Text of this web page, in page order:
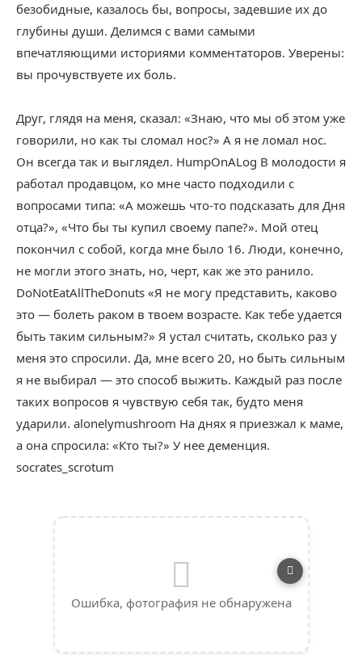
безобидные, казалось бы, вопросы, задевшие их до
глубины души. Делимся с вами самыми
впечатляющими историями комментаторов. Уверены:
вы прочувствуете их боль.
Друг, глядя на меня, сказал: «Знаю, что мы об этом уже
говорили, но как ты сломал нос?» А я не ломал нос.
Он всегда так и выглядел. HumpOnALog В молодости я
работал продавцом, ко мне часто подходили с
вопросами типа: «А можешь что-то подсказать для Дня
отца?», «Что бы ты купил своему папе?». Мой отец
покончил с собой, когда мне было 16. Люди, конечно,
не могли этого знать, но, черт, как же это ранило.
DoNotEatAllTheDonuts «Я не могу представить, каково
это — болеть раком в твоем возрасте. Как тебе удается
быть таким сильным?» Я устал считать, сколько раз у
меня это спросили. Да, мне всего 20, но быть сильным
я не выбирал — это способ выжить. Каждый раз после
таких вопросов я чувствую себя так, будто меня
ударили. alonelymushroom На днях я приезжал к маме,
а она спросила: «Кто ты?» У нее деменция.
socrates_scrotum
Ошибка, фотография не обнаружена